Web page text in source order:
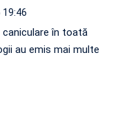
caniculare în toată
au emis mai multe